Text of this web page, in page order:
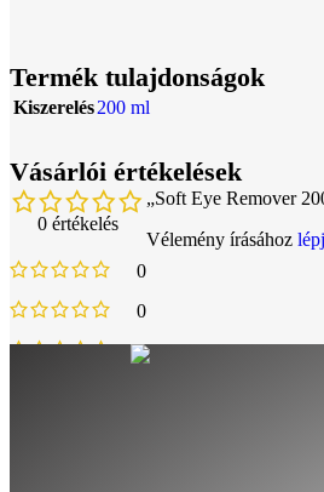
Termék tulajdonságok
Kiszerelés200 ml
Vásárlói értékelések
0 értékelés
0
0
0
„Soft Eye Remover
Vélemény írásához